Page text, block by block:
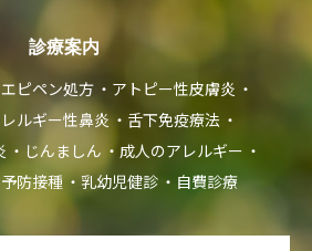
診療案内
エピペン処方
アトピー性皮膚炎
ルギー性鼻炎
舌下免疫療法
じんましん
成人のアレルギー
予防接種 乳幼児健診 自費診療